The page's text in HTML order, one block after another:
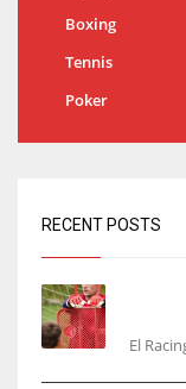
Boxing
Tennis
Poker
RECENT POSTS
El